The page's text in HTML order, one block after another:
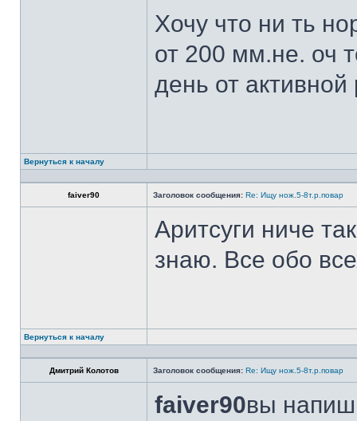
Хочу что ни ть
от 200 мм.не. оч
день от
Вернуться к началу
faiver90 Заголовок сообщения: Re: Ищу нож.5-8т.р.повар
Аритсуги ниче
знаю. Все обо
Вернуться к началу
Дмитрий Колотов Заголовок сообщения: Re: Ищу нож.5-8т.р.повар
faiver90вы